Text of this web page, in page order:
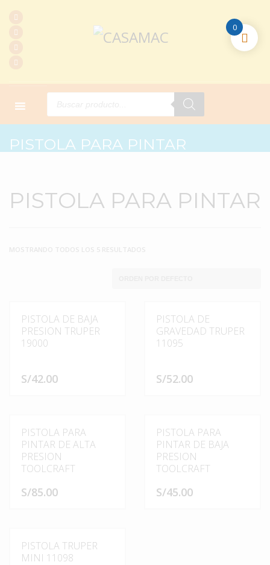
Products
PISTOLA PARA PINTAR
PISTOLA PARA PINTAR
PISTOLA DE BAJA
PRESION TRUPER
19000
S/42.00
PISTOLA DE
GRAVEDAD TRUPER
11095
S/52.00
PISTOLA PARA
PINTAR DE ALTA
PRESION
TOOLCRAFT
S/85.00
PISTOLA PARA
PINTAR DE BAJA
PRESION
TOOLCRAFT
S/45.00
PISTOLA TRUPER
MINI 11098
0